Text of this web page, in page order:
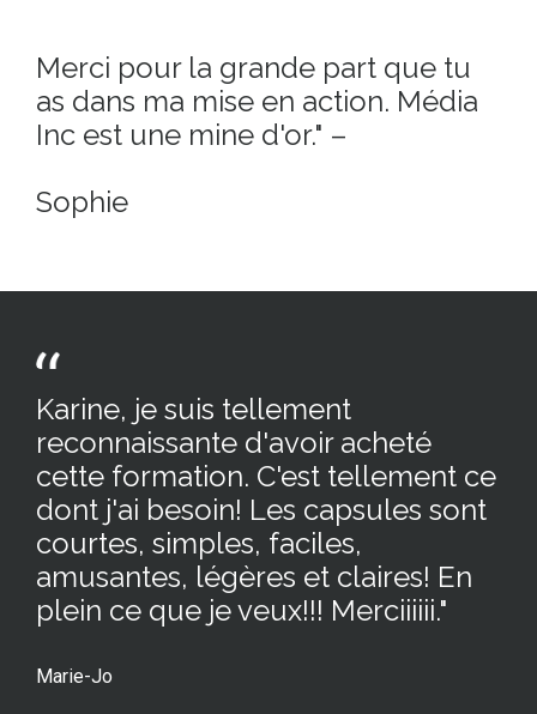
Merci pour la grande part que tu
as dans ma mise en action. Média
Inc est une mine d'or." –
Sophie
Karine, je suis tellement
reconnaissante d'avoir acheté
cette formation. C'est tellement ce
dont j'ai besoin! Les capsules sont
courtes, simples, faciles,
amusantes, légères et claires! En
plein ce que je veux!!! Merciiiiii."
Marie-Jo